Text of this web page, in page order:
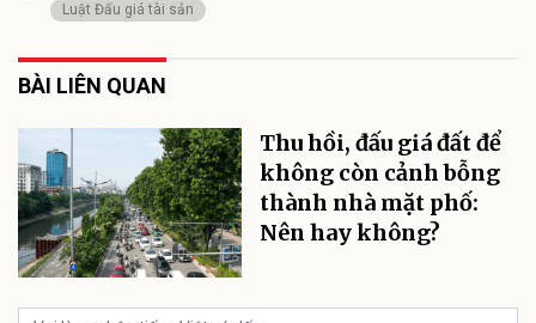
Luật Đấu giá tài sản
BÀI LIÊN QUAN
Thu hồi, đấu giá đất để
không còn cảnh bỗng
thành nhà mặt phố:
Nên hay không?